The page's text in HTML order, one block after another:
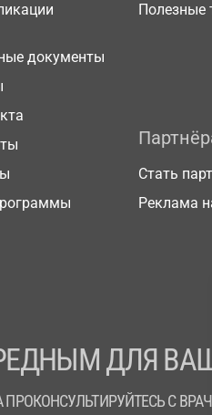
документы
Полезные
Стать
Реклама
ДЛЯ
С